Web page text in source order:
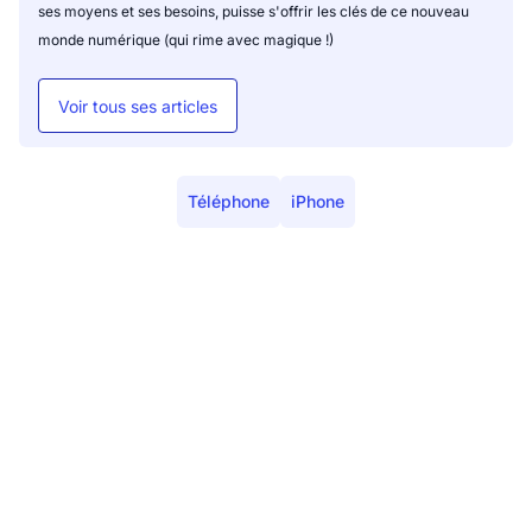
ses moyens et ses besoins, puisse s'offrir les clés de ce nouveau
monde numérique (qui rime avec magique !)
Voir tous ses articles
Téléphone iPhone